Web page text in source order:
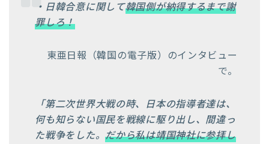
・日韓合意に関して韓国側が納得するまで謝
罪しろ！
東亜日報（韓国の電子版）のインタビュー
で。
「第二次世界大戦の時、日本の指導者達は、
何も知らない国民を戦線に駆り出し、間違っ
た戦争をした。だから私は靖国神社に参拝し